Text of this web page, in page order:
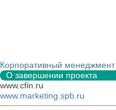
Корпоративный менеджмент
О завершении проекта
www.cfin.ru
www.marketing.spb.ru